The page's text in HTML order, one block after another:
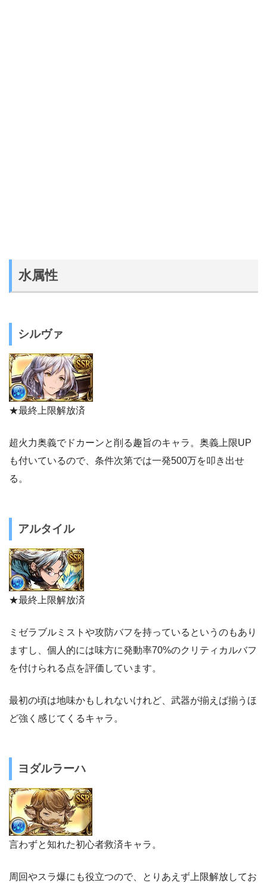
水属性
シルヴァ
★最終上限解放済
超火力奥義でドカーンと削る趣旨のキャラ。奥義上限UP
も付いているので、条件次第では一発500万を叩き出せ
る。
アルタイル
★最終上限解放済
ミゼラブルミストや攻防バフを持っているというのもあり
ますし、個人的には味方に発動率70%のクリティカルバフ
を付けられる点を評価しています。
最初の頃は地味かもしれないけれど、武器が揃えば揃うほ
ど強く感じてくるキャラ。
ヨダルラーハ
言わずと知れた初心者救済キャラ。
周回やスラ爆にも役立つので、とりあえず上限解放してお